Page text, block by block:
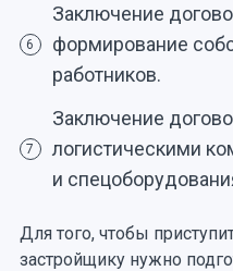
6
Заключение
формирование
работников.
7
Заключение
логистическими
и
Для того, чтобы
застройщику нужно